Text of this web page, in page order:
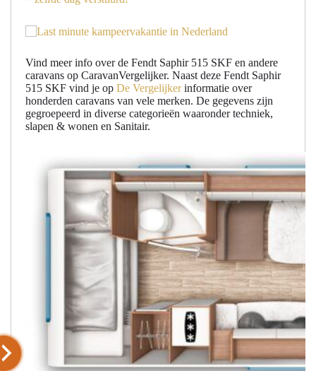
Vind meer info over de Fendt Saphir 515 SKF en andere
caravans op CaravanVergelijker. Naast deze Fendt Saphir
515 SKF vind je op De Vergelijkerinformatie over
honderden caravans van vele merken. De gegevens zijn
gegroepeerd in diverse categorieën waaronder techniek,
slapen & wonen en Sanitair.